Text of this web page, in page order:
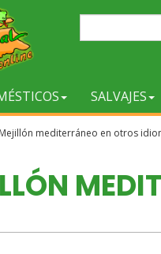
SALVAJES
Mejillón mediterráneo en otros